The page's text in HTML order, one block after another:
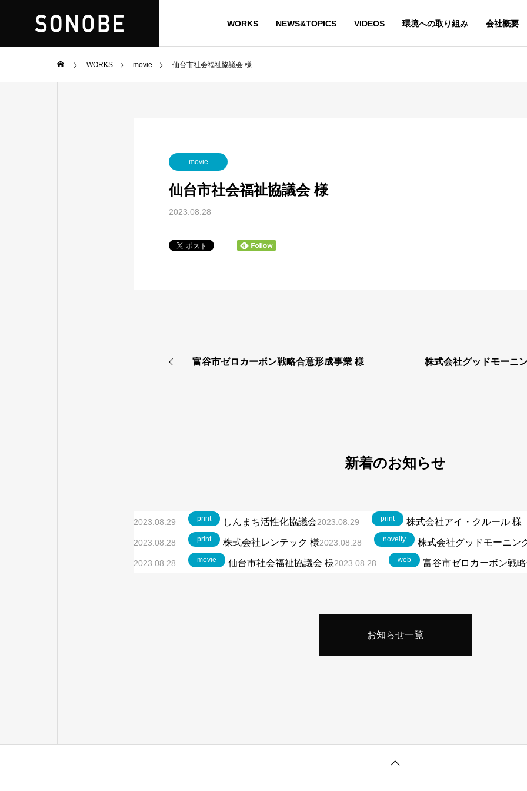
WORKS NEWS&TOPICS VIDEOS 環境への取り組み 会社概要
WORKS movie 仙台市社会福祉協議会 様
movie
仙台市社会福祉協議会 様
2023.08.28
富谷市ゼロカーボン戦略合意形成事業 様 株式会社グッドモーニ
新着のお知らせ
2023.08.29 print しんまち活性化協議会2023.08.29 print 株式会社アイ・クルール 様
2023.08.28 print 株式会社レンテック 様2023.08.28 novelty 株式会社グッドモーニン
2023.08.28 movie 仙台市社会福祉協議会 様2023.08.28 web 富谷市ゼロカーボン戦
お知らせ一覧